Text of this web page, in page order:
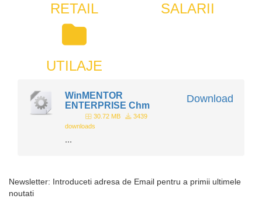
RETAIL SALARII
UTILAJE
Download
WinMENTOR
ENTERPRISE Chm
30.72 MB
3439
downloads
...
Newsletter: Introduceti adresa de Email pentru a primii ultimele
noutati